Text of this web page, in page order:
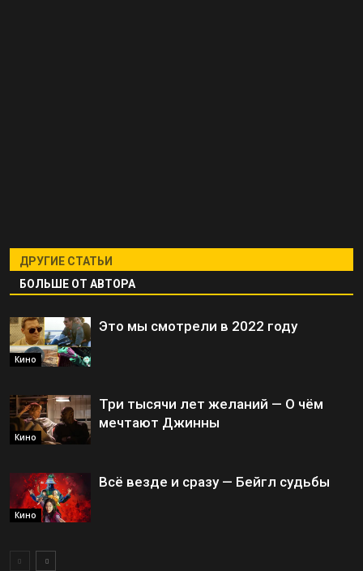
ДРУГИЕ СТАТЬИ
БОЛЬШЕ ОТ АВТОРА
Кино
Это мы смотрели в 2022 году
Кино
Три тысячи лет желаний — О чём
мечтают Джинны
Кино
Всё везде и сразу — Бейгл судьбы